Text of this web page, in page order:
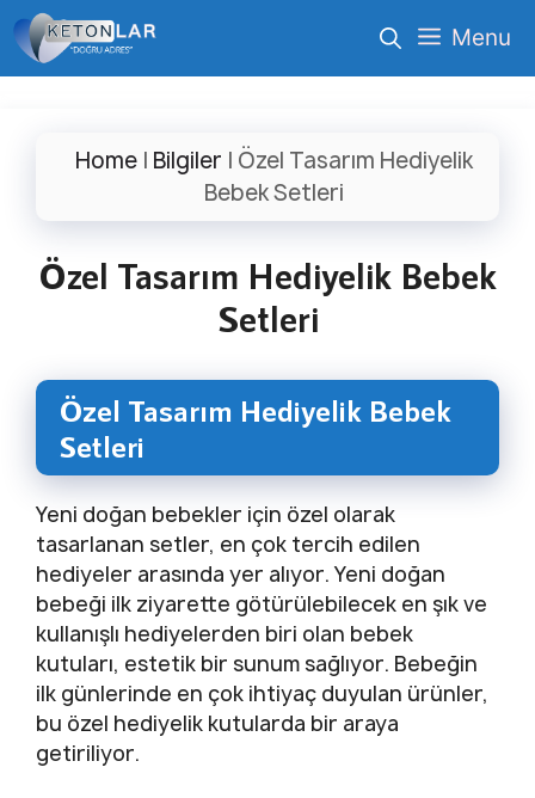
İçeriğe
atla
Menu
Home| Bilgiler | Özel Tasarım Hediyelik
Bebek Setleri
Özel Tasarım Hediyelik Bebek
Setleri
Özel Tasarım Hediyelik Bebek
Setleri
Yeni doğan bebekler için özel olarak
tasarlanan setler, en çok tercih edilen
hediyeler arasında yer alıyor. Yeni doğan
bebeği ilk ziyarette götürülebilecek en şık ve
kullanışlı hediyelerden biri olan bebek
kutuları, estetik bir sunum sağlıyor. Bebeğin
ilk günlerinde en çok ihtiyaç duyulan ürünler,
bu özel hediyelik kutularda bir araya
getiriliyor.